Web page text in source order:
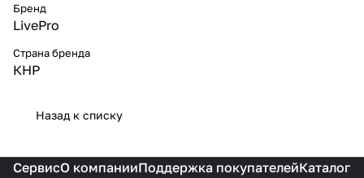
Бренд
LivePro
Страна бренда
КНР
Назад к списку
СервисО компанииПоддержка покупателейКаталог